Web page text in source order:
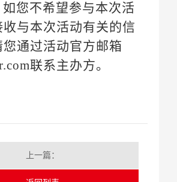
通过活动官方邮箱
联系主办方。
上一篇：